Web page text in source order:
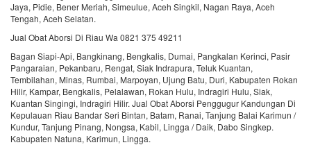
Jaya, Pidie, Bener Meriah, Simeulue, Aceh Singkil, Nagan Raya, Aceh
Tengah, Aceh Selatan.
Jual Obat Aborsi Di Riau Wa 0821 375 49211
Bagan Siapi-Api, Bangkinang, Bengkalis, Dumai, Pangkalan Kerinci, Pasir
Pangaraian, Pekanbaru, Rengat, Siak Indrapura, Teluk Kuantan,
Tembilahan, Minas, Rumbai, Marpoyan, Ujung Batu, Duri, Kabupaten Rokan
Hilir, Kampar, Bengkalis, Pelalawan, Rokan Hulu, Indragiri Hulu, Siak,
Kuantan Singingi, Indragiri Hilir. Jual Obat Aborsi Penggugur Kandungan Di
Kepulauan Riau Bandar Seri Bintan, Batam, Ranai, Tanjung Balai Karimun /
Kundur, Tanjung Pinang, Nongsa, Kabil, Lingga / Daik, Dabo Singkep.
Kabupaten Natuna, Karimun, Lingga.